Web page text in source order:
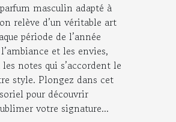
masculin adapté à
relève d’un véritable art
période de l’année
et les envies,
notes qui s’accordent le
style. Plongez dans cet
pour découvrir
votre signature...